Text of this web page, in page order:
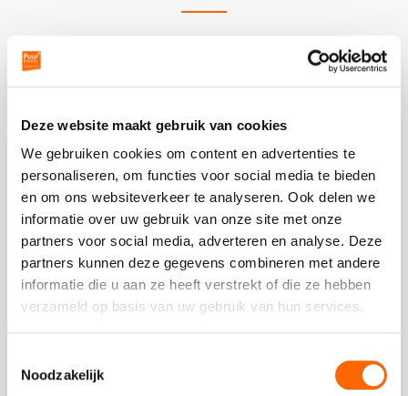
Deze website maakt gebruik van cookies
We gebruiken cookies om content en advertenties te
personaliseren, om functies voor social media te bieden
en om ons websiteverkeer te analyseren. Ook delen we
informatie over uw gebruik van onze site met onze
partners voor social media, adverteren en analyse. Deze
partners kunnen deze gegevens combineren met andere
informatie die u aan ze heeft verstrekt of die ze hebben
verzameld op basis van uw gebruik van hun services.
Noodzakelijk
Vorige
slide
We hebben een super feest gehad, alleen maar
positieve reacties en de verhalen zullen nog wel
komen! Ik wil jullie... Lees verder
Deze
review
kreeg
als
5
- Arno | Bouwbedrijf Rijk